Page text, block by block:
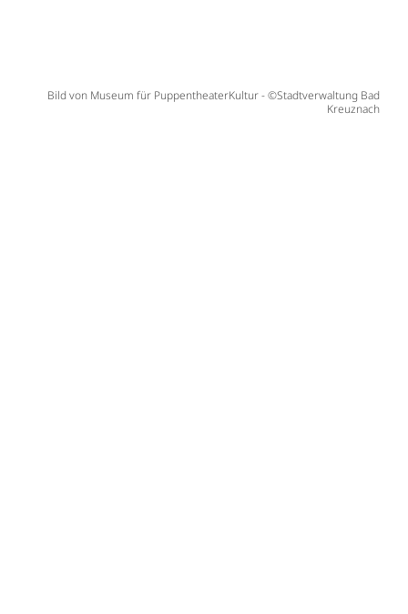
Bild von Museum für PuppentheaterKultur - ©Stadtverwaltung Bad
Kreuznach